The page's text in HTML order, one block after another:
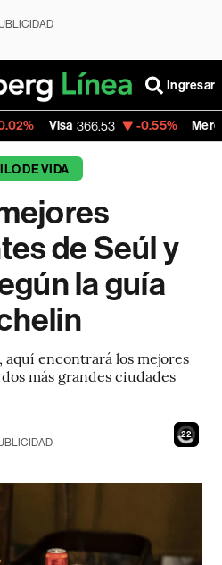
Ingresar
-0.55% MercadoLibre
DE VIDA
de Seúl y
la guía
aquí encontrará los mejores
más grandes ciudades
20